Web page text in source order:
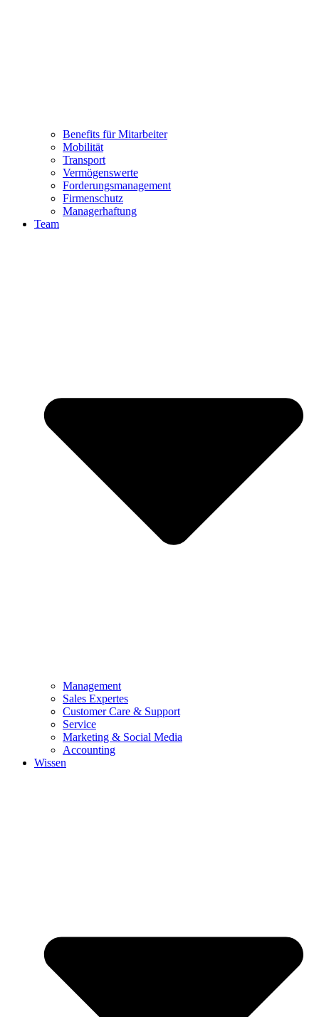
Benefits für Mitarbeiter
Mobilität
Transport
Vermögenswerte
Forderungsmanagement
Firmenschutz
Managerhaftung
Team
Management
Sales Expertes
Customer Care & Support
Service
Marketing & Social Media
Accounting
Wissen